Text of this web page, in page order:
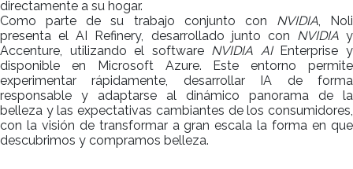
directamente a su hogar.
Como parte de su trabajo conjunto con NVIDIA, Noli
presenta el AI Refinery, desarrollado junto con NVIDIA y
Accenture, utilizando el software NVIDIA AIEnterprise y
disponible en Microsoft Azure. Este entorno permite
experimentar rápidamente, desarrollar IA de forma
responsable y adaptarse al dinámico panorama de la
belleza y las expectativas cambiantes de los consumidores,
con la visión de transformar a gran escala la forma en que
descubrimos y compramos belleza.